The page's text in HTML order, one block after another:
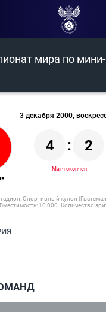
мира по
3 декабря 2000,
4 : 2
Матч окончен
Спортивный купол
Вместимость: 10 000. Количество